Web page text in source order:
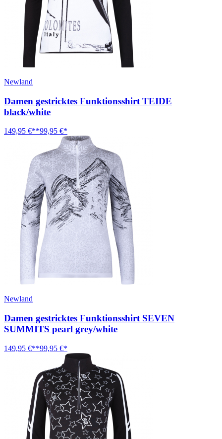
Newland
Damen gestricktes Funktionsshirt TEIDE
black/white
149,95 €**99,95 €*
Newland
Damen gestricktes Funktionsshirt SEVEN
SUMMITS pearl grey/white
149,95 €**99,95 €*